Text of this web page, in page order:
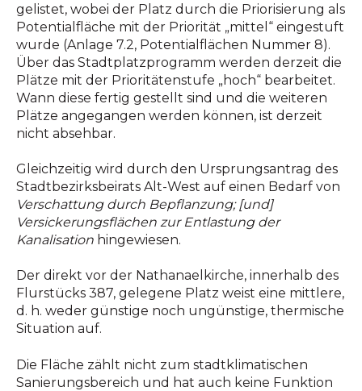
gelistet, wobei der Platz durch die Priorisierung als
Potentialfläche mit der Priorität „mittel“ eingestuft
wurde (Anlage 7.2, Potentialflächen Nummer 8).
Über das Stadtplatzprogramm werden derzeit die
Plätze mit der Prioritätenstufe „hoch“ bearbeitet.
Wann diese fertig gestellt sind und die weiteren
Plätze angegangen werden können, ist derzeit
nicht absehbar.
Gleichzeitig wird durch den Ursprungsantrag des
Stadtbezirksbeirats Alt-West auf einen Bedarf von
Verschattung durch Bepflanzung; [und]
Versickerungsflächen zur Entlastung der
Kanalisation hingewiesen.
Der direkt vor der Nathanaelkirche, innerhalb des
Flurstücks 387, gelegene Platz weist eine mittlere,
d. h. weder günstige noch ungünstige, thermische
Situation auf.
Die Fläche zählt nicht zum stadtklimatischen
Sanierungsbereich und hat auch keine Funktion